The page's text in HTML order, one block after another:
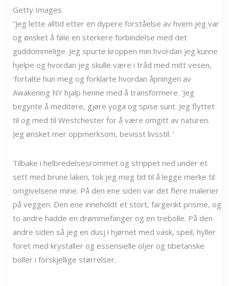
Getty Images
“Jeg lette alltid etter en dypere forståelse av hvem jeg var
og ønsket å føle en sterkere forbindelse med det
guddommelige. Jeg spurte kroppen min hvordan jeg kunne
hjelpe og hvordan jeg skulle være i tråd med mitt vesen,
'fortalte hun meg og forklarte hvordan åpningen av
Awakening NY hjalp henne med å transformere. 'Jeg
begynte å meditere, gjøre yoga og spise sunt. Jeg flyttet
til og med til Westchester for å være omgitt av naturen.
Jeg ønsket mer oppmerksom, bevisst livsstil. '
Tilbake i helbredelsesrommet og strippet ned under et
sett med brune laken, tok jeg meg tid til å legge merke til
omgivelsene mine. På den ene siden var det flere malerier
på veggen. Den ene inneholdt et stort, fargerikt prisme, og
to andre hadde en drømmefanger og en trebolle. På den
andre siden så jeg en dusj i hjørnet med vask, speil, hyller
foret med krystaller og essensielle oljer og tibetanske
boller i forskjellige størrelser.